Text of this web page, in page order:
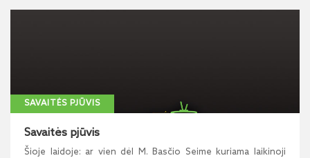
SAVAITĖS PJŪVIS
Savaitės pjūvis
Šioje laidoje: ar vien dėl M. Basčio Seime kuriama laikinoji